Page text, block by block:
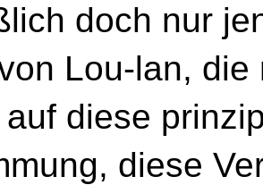
doch nur
Lou-lan,
diese
diese